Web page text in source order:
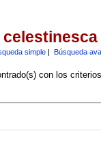
simple| Búsqueda
con los